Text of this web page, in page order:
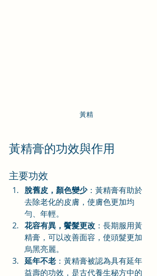
黃精
黃精膏的功效與作用
主要功效
脫舊皮，顏色變少：黃精膏有助於
去除老化的皮膚，使膚色更加均
勻、年輕。
花容有異，鬢髮更改 ：長期服用黃
精膏，可以改善面容，使頭髮更加
烏黑亮麗。
延年不老 ：黃精膏被認為具有延年
益壽的功效，是古代養生秘方中的